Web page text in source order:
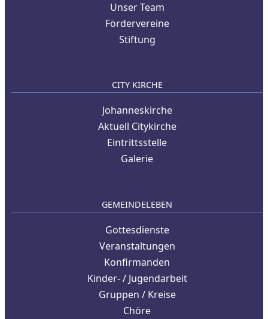
Unser Team
Fördervereine
Stiftung
CITY KIRCHE
Johanneskirche
Aktuell Citykirche
Eintrittsstelle
Galerie
GEMEINDELEBEN
Gottesdienste
Veranstaltungen
Konfirmanden
Kinder- / Jugendarbeit
Gruppen / Kreise
Chöre